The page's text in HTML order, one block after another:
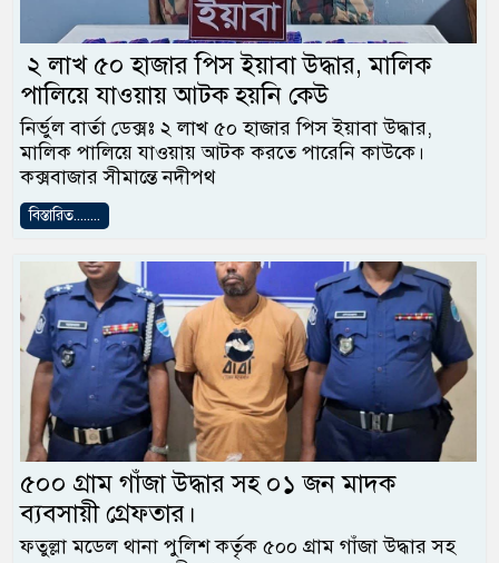
২ লাখ ৫০ হাজার পিস ইয়াবা উদ্ধার, মালিক
পালিয়ে যাওয়ায় আটক হয়নি কেউ
নির্ভুল বার্তা ডেক্সঃ ২ লাখ ৫০ হাজার পিস ইয়াবা উদ্ধার,
মালিক পালিয়ে যাওয়ায় আটক করতে পারেনি কাউকে।
কক্সবাজার সীমান্তে নদীপথ
বিস্তারিত........
৫০০ গ্রাম গাঁজা উদ্ধার সহ ০১ জন মাদক
ব্যবসায়ী গ্রেফতার।
ফতুল্লা মডেল থানা পুলিশ কর্তৃক ৫০০ গ্রাম গাঁজা উদ্ধার সহ